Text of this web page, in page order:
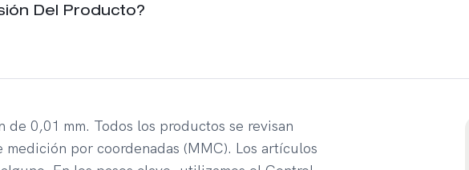
Del Producto?
0,01 mm. Todos los productos se revisan
por coordenadas (MMC). Los artículos